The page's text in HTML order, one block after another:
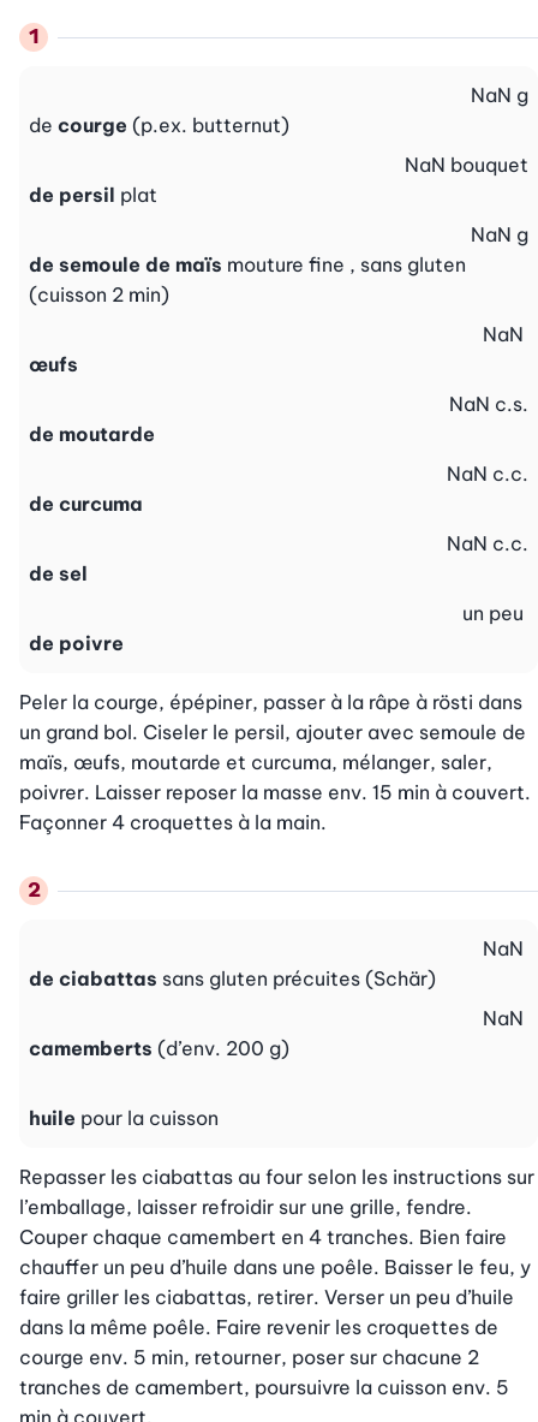
de courge (p.ex. butternut)
NaN g
de persil plat
NaN bouquet
de semoule de maïs mouture fine , sans gluten
(cuisson 2 min)
NaN g
œufs
NaN
de moutarde
NaN c.s.
de curcuma
NaN c.c.
de sel
NaN c.c.
de poivre
un peu
Peler la courge, épépiner, passer à la râpe à rösti dans
un grand bol. Ciseler le persil, ajouter avec semoule de
maïs, œufs, moutarde et curcuma, mélanger, saler,
poivrer. Laisser reposer la masse env. 15 min à couvert.
Façonner 4 croquettes à la main.
de ciabattas sans gluten précuites (Schär)
NaN
camemberts (d’env. 200 g)
NaN
huile pour la cuisson
Repasser les ciabattas au four selon les instructions sur
l’emballage, laisser refroidir sur une grille, fendre.
Couper chaque camembert en 4 tranches. Bien faire
chauffer un peu d’huile dans une poêle. Baisser le feu, y
faire griller les ciabattas, retirer. Verser un peu d’huile
dans la même poêle. Faire revenir les croquettes de
courge env. 5 min, retourner, poser sur chacune 2
tranches de camembert, poursuivre la cuisson env. 5